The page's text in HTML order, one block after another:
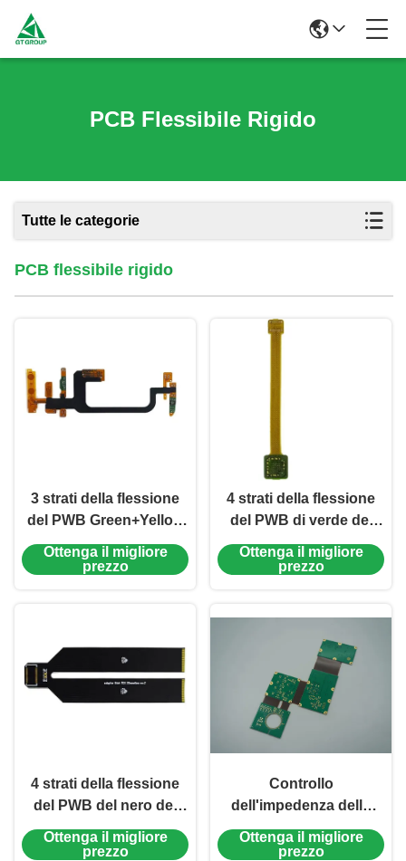
PCB Flessibile Rigido
Tutte le categorie
PCB flessibile rigido
3 strati della flessione
del PWB Green+Yellow
della copertura del film
dell'argento rigido di
Ottenga il migliore
prezzo
4 strati della flessione
del PWB di verde del
film rigido 0.51mm ENIG
10.6*67.65mm della
Ottenga il migliore
prezzo
4 strati della flessione
del PWB del nero del
film rigido 0.75mm
bianchi della copertura
Ottenga il migliore
prezzo
Controllo
dell'impedenza dello
spessore della scheda
EING
Ottenga il migliore
prezzo